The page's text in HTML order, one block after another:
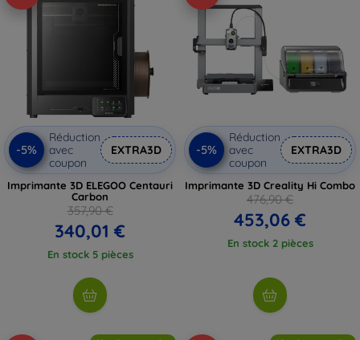
-5%
Réduction
avec
coupon
EXTRA3D
Imprimante 3D ELEGOO Centauri
Carbon
357,90 €
340,01 €
En stock 5 pièces
-5%
Réduction
avec
coupon
EXTRA3D
Imprimante 3D Creality Hi Combo
476,90 €
453,06 €
En stock 2 pièces